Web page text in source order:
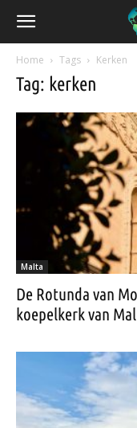
Home Tags Kerken
Tag: kerken
Malta
De Rotunda van
koepelkerk van